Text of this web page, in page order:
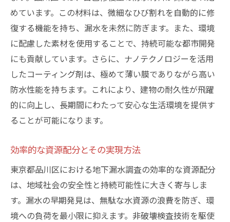
めています。この材料は、微細なひび割れを自動的に修
復する機能を持ち、漏水を未然に防ぎます。また、環境
に配慮した素材を使用することで、持続可能な都市開発
にも貢献しています。さらに、ナノテクノロジーを活用
したコーティング剤は、極めて薄い膜でありながら高い
防水性能を持ちます。これにより、建物の耐久性が飛躍
的に向上し、長期間にわたって安心な生活環境を提供す
ることが可能になります。
効率的な資源配分とその実現方法
東京都品川区における地下漏水調査の効率的な資源配分
は、地域社会の安全性と持続可能性に大きく寄与しま
す。漏水の早期発見は、無駄な水資源の浪費を防ぎ、環
境への負荷を最小限に抑えます。非破壊検査技術を駆使